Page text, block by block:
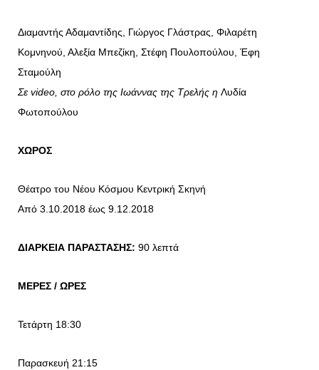
Διαμαντής Αδαμαντίδης, Γιώργος Γλάστρας, Φιλαρέτη
Κομνηνού, Αλεξία Μπεζίκη, Στέφη Πουλοπούλου, Έφη
Σταμούλη
Σε video, στο ρόλο της Ιωάννας της Τρελής η Λυδία
Φωτοπούλου
ΧΩΡΟΣ
Θέατρο του Νέου Κόσμου Κεντρική Σκηνή
Από 3.10.2018 έως 9.12.2018
ΔΙΑΡΚΕΙΑ ΠΑΡΑΣΤΑΣΗΣ: 90 λεπτά
ΜΕΡΕΣ / ΩΡΕΣ
Τετάρτη 18:30
Παρασκευή 21:15